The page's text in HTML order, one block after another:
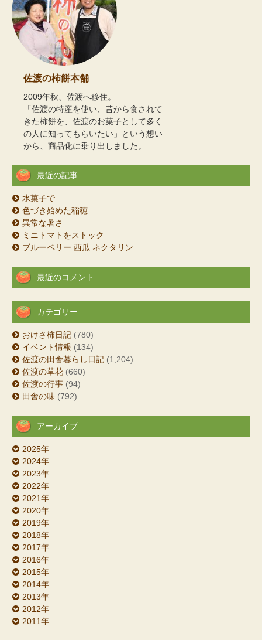
佐渡の柿餅本舗
2009年秋、佐渡へ移住。
「佐渡の特産を使い、昔から食されて
きた柿餅を、佐渡のお菓子として多く
の人に知ってもらいたい」という想い
から、商品化に乗り出しました。
最近の記事
水菓子で
色づき始めた稲穂
異常な暑さ
ミニトマトをストック
ブルーベリー 西瓜 ネクタリン
最近のコメント
カテゴリー
おけさ柿日記 (780)
イベント情報 (134)
佐渡の田舎暮らし日記 (1,204)
佐渡の草花 (660)
佐渡の行事 (94)
田舎の味 (792)
アーカイブ
2025年
2024年
2023年
2022年
2021年
2020年
2019年
2018年
2017年
2016年
2015年
2014年
2013年
2012年
2011年